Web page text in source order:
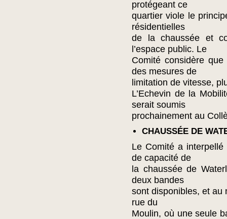
protégeant ce
quartier viole le
résidentielles
de la chaussée et
l’espace public. Le
Comité considère
des mesures de
limitation de vitesse,
L’Echevin de la
serait soumis
prochainement au
CHAUSSÉE DE
Le Comité a
de capacité de
la chaussée de
deux bandes
sont disponibles, et au
rue du
Moulin, où une seule